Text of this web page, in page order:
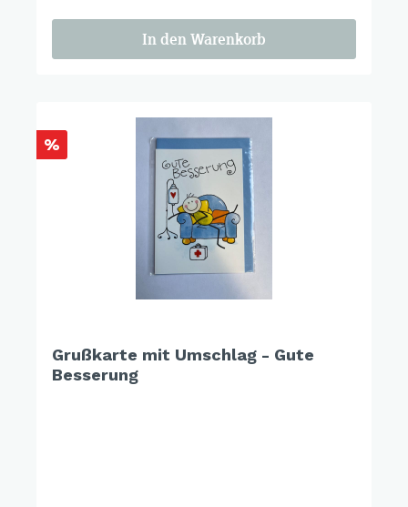
In den Warenkorb
%
Grußkarte mit Umschlag - Gute
Besserung